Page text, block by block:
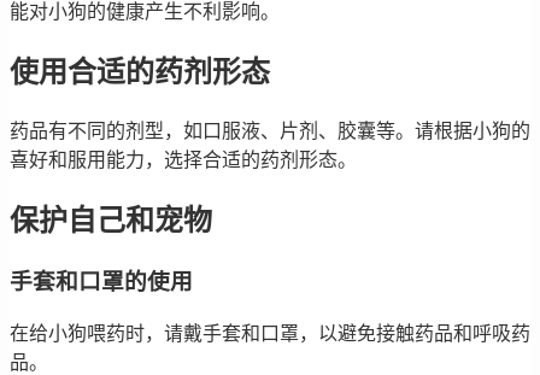
能对小狗的健康产生不利影响。
使用合适的药剂形态
药品有不同的剂型，如口服液、片剂、胶囊等。请根据小狗的
喜好和服用能力，选择合适的药剂形态。
保护自己和宠物
手套和口罩的使用
在给小狗喂药时，请戴手套和口罩，以避免接触药品和呼吸药
品。